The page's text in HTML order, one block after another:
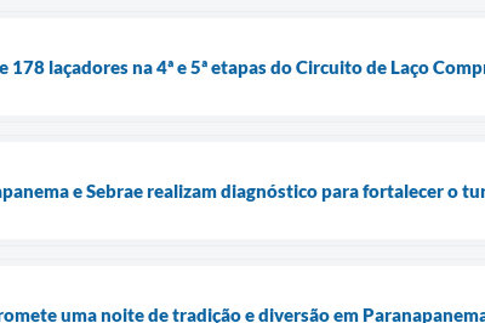
178 laçadores na 4ª e 5ª etapas do Circuito de Laço
e Sebrae realizam diagnóstico para fortalecer o
uma noite de tradição e diversão em